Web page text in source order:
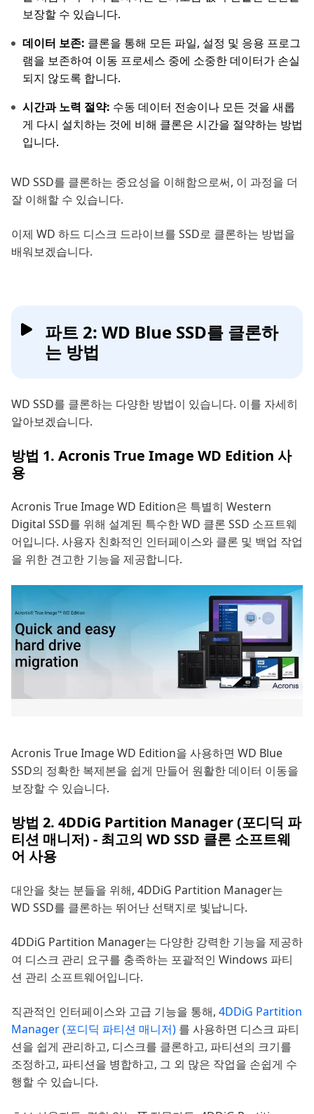
보장할 수 있습니다.
데이터 보존: 클론을 통해 모든 파일, 설정 및 응용 프로그
램을 보존하여 이동 프로세스 중에 소중한 데이터가 손실
되지 않도록 합니다.
시간과 노력 절약: 수동 데이터 전송이나 모든 것을 새롭
게 다시 설치하는 것에 비해 클론은 시간을 절약하는 방법
입니다.
WD SSD를 클론하는 중요성을 이해함으로써, 이 과정을 더
잘 이해할 수 있습니다.
이제 WD 하드 디스크 드라이브를 SSD로 클론하는 방법을
배워보겠습니다.
파트 2: WD Blue SSD를 클론하
는 방법
WD SSD를 클론하는 다양한 방법이 있습니다. 이를 자세히
알아보겠습니다.
방법 1. Acronis True Image WD Edition 사
용
Acronis True Image WD Edition은 특별히 Western
Digital SSD를 위해 설계된 특수한 WD 클론 SSD 소프트웨
어입니다. 사용자 친화적인 인터페이스와 클론 및 백업 작업
을 위한 견고한 기능을 제공합니다.
Acronis True Image WD Edition을 사용하면 WD Blue
SSD의 정확한 복제본을 쉽게 만들어 원활한 데이터 이동을
보장할 수 있습니다.
방법 2. 4DDiG Partition Manager (포디딕 파
티션 매니저) - 최고의 WD SSD 클론 소프트웨
어 사용
대안을 찾는 분들을 위해, 4DDiG Partition Manager는
WD SSD를 클론하는 뛰어난 선택지로 빛납니다.
4DDiG Partition Manager는 다양한 강력한 기능을 제공하
여 디스크 관리 요구를 충족하는 포괄적인 Windows 파티
션 관리 소프트웨어입니다.
직관적인 인터페이스와 고급 기능을 통해, 4DDiG Partition
Manager (포디딕 파티션 매니저) 를 사용하면 디스크 파티
션을 쉽게 관리하고, 디스크를 클론하고, 파티션의 크기를
조정하고, 파티션을 병합하고, 그 외 많은 작업을 손쉽게 수
행할 수 있습니다.